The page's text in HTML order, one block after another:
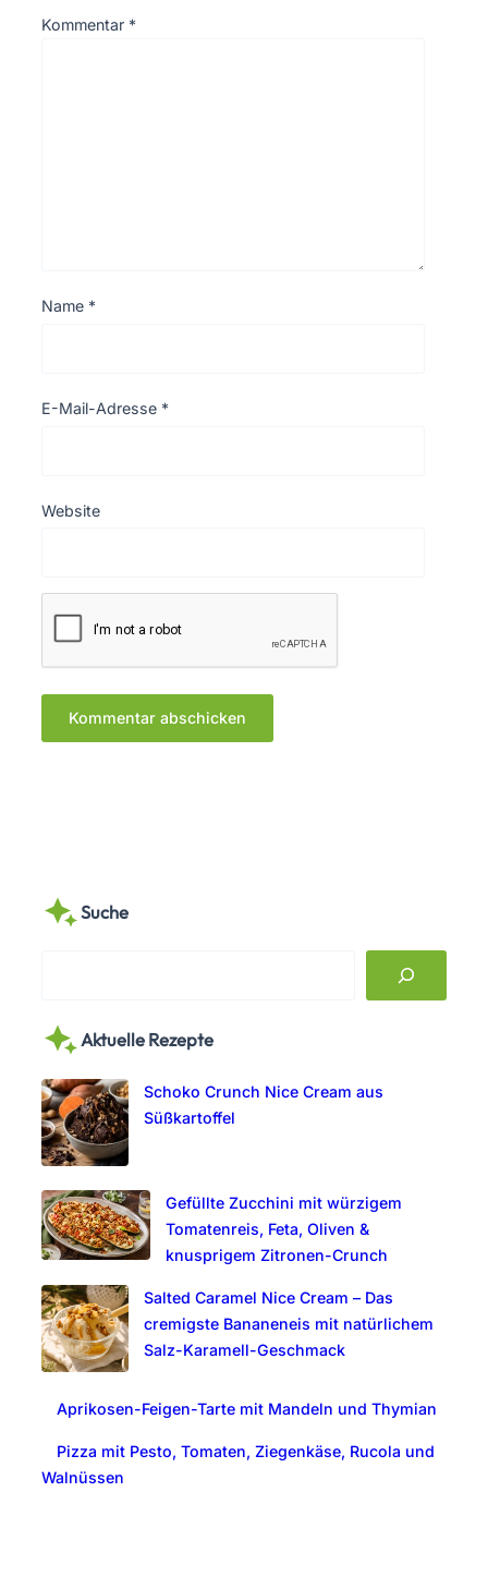
Kommentar *
Name *
E-Mail-Adresse *
Website
Suche
r
h
Aktuelle Rezepte
Schoko Crunch Nice Cream aus
Süßkartoffel
Gefüllte Zucchini mit würzigem
Tomatenreis, Feta, Oliven &
knusprigem Zitronen-Crunch
Salted Caramel Nice Cream – Das
cremigste Bananeneis mit natürlichem
Salz-Karamell-Geschmack
Aprikosen-Feigen-Tarte mit Mandeln und Thymian
Pizza mit Pesto, Tomaten, Ziegenkäse, Rucola und
Walnüssen